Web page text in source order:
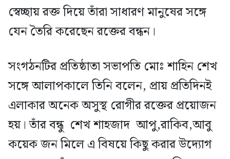
স্বেচ্ছায় রক্ত দিয়ে তাঁরা সাধারণ মানুষের সঙ্গে
যেন তৈরি করেছেন রক্তের বন্ধন।
সংগঠনটির প্রতিষ্ঠাতা সভাপতি মোঃ শাহিন শেখ
সঙ্গে আলাপকালে তিনি বলেন, প্রায় প্রতিদিনই
এলাকার অনেক অসুস্থ রোগীর রক্তের প্রয়োজন
হয়। তাঁর বন্ধু শেখ শাহজাদ আপু,রাকিব,আবু
কয়েক জন মিলে এ বিষয়ে কিছু করার উদ্যোগ